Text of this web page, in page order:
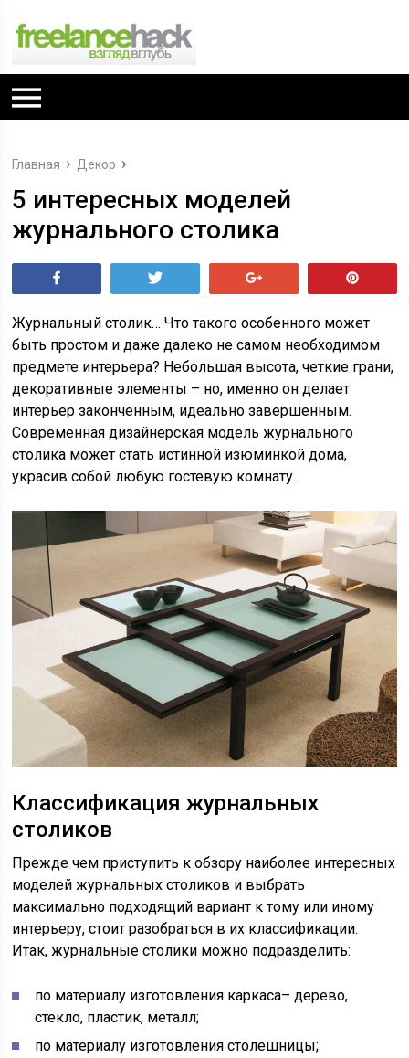
Главная Декор
5 интересных моделей
журнального столика
Журнальный столик… Что такого особенного может
быть простом и даже далеко не самом необходимом
предмете интерьера? Небольшая высота, четкие грани,
декоративные элементы – но, именно он делает
интерьер законченным, идеально завершенным.
Современная дизайнерская модель журнального
столика может стать истинной изюминкой дома,
украсив собой любую гостевую комнату.
Классификация журнальных
столиков
Прежде чем приступить к обзору наиболее интересных
моделей журнальных столиков и выбрать
максимально подходящий вариант к тому или иному
интерьеру, стоит разобраться в их классификации.
Итак, журнальные столики можно подразделить:
по материалу изготовления каркаса– дерево,
стекло, пластик, металл;
по материалу изготовления столешницы;